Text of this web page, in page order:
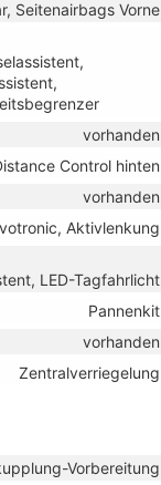
Seitenairbags Vorne
vorhanden
Control hinten
vorhanden
Aktivlenkung
LED-Tagfahrlicht
Pannenkit
vorhanden
Zentralverriegelung
Vorbereitung